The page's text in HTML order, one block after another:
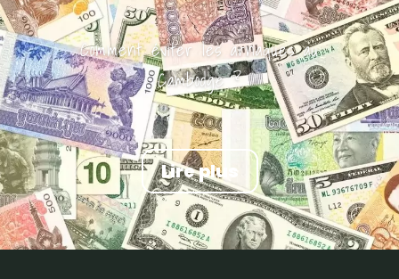
Comment éviter les arnaques au
Cambodge ?
Lire plus